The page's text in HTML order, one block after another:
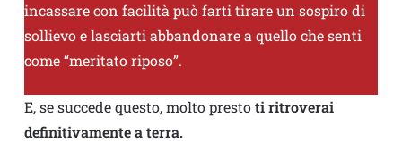
incassare con facilità può farti tirare un sospiro di
sollievo e lasciarti abbandonare a quello che senti
come “meritato riposo”.
E, se succede questo, molto prestoti ritroverai
definitivamente a terra.